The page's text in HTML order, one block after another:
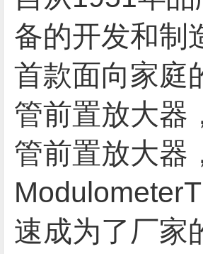
备的开发和制
首款面向家庭
管前置放大器
管前置放大器
速成为了厂家